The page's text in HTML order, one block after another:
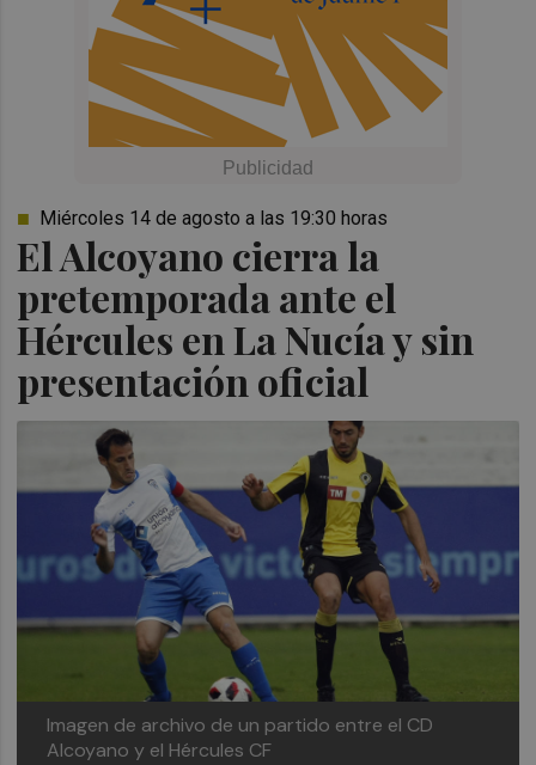
El Alcoyano cierra la
pretemporada ante el
Hércules en La Nucía y sin
presentación oficial
Miércoles 14 de agosto a las 19:30 horas
Imagen de archivo de un partido entre el CD
Alcoyano y el Hércules CF